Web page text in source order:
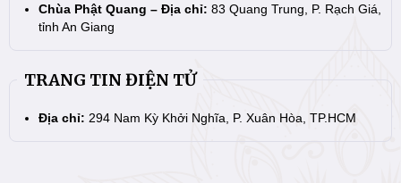
Chùa Phật Quang – Địa chỉ: 83 Quang Trung, P. Rạch Giá,
tỉnh An Giang
TRANG TIN ĐIỆN TỬ
Địa chỉ: 294 Nam Kỳ Khởi Nghĩa, P. Xuân Hòa, TP.HCM